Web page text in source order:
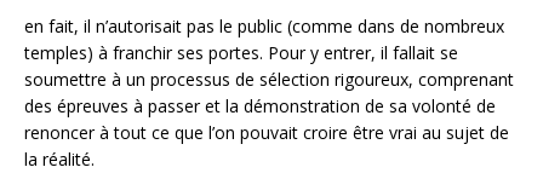
en fait, il n’autorisait pas le public (comme dans de nombreux
temples) à franchir ses portes. Pour y entrer, il fallait se
soumettre à un processus de sélection rigoureux, comprenant
des épreuves à passer et la démonstration de sa volonté de
renoncer à tout ce que l’on pouvait croire être vrai au sujet de
la réalité.